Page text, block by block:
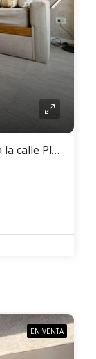
Venta departamento 2 ambientes a la calle Plaza Colón Mar del Plata
EN VENTA